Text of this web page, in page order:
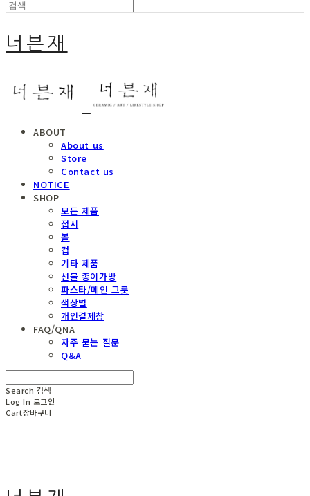
너븐재
ABOUT
About us
Store
Contact us
NOTICE
SHOP
모든 제품
접시
볼
컵
기타 제품
선물 종이가방
파스타/메인 그릇
색상별
개인결제창
FAQ/QNA
자주 묻는 질문
Q&A
Search 검색
Log In 로그인
Cart장바구니